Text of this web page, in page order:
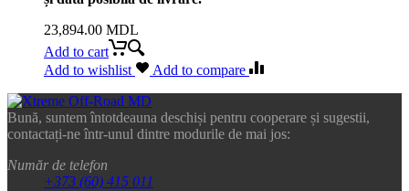
23,894.00 MDL
Add to cart
Add to wishlist
Add to compare
Bună, suntem întotdeauna deschiși pentru cooperare și sugestii,
contactați-ne într-unul dintre modurile de mai jos:
Număr de telefon
+373 (60) 415 011